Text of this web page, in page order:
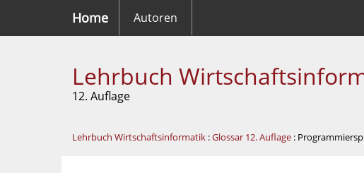
Home Autoren
Lehrbuch
12. Auflage
Lehrbuch Wirtschaftsinformatik :Glossar 12. Auflage :